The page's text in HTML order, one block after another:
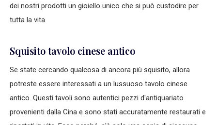
dei nostri prodotti un gioiello unico che si può custodire per
tutta la vita.
Squisito tavolo cinese antico
Se state cercando qualcosa di ancora più squisito, allora
potreste essere interessati a un lussuoso tavolo cinese
antico. Questi tavoli sono autentici pezzi d'antiquariato
provenienti dalla Cina e sono stati accuratamente restaurati e